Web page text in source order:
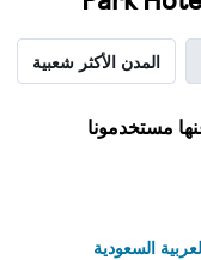
المدن الأكثر شعبية
مستخدمونا
السعودية